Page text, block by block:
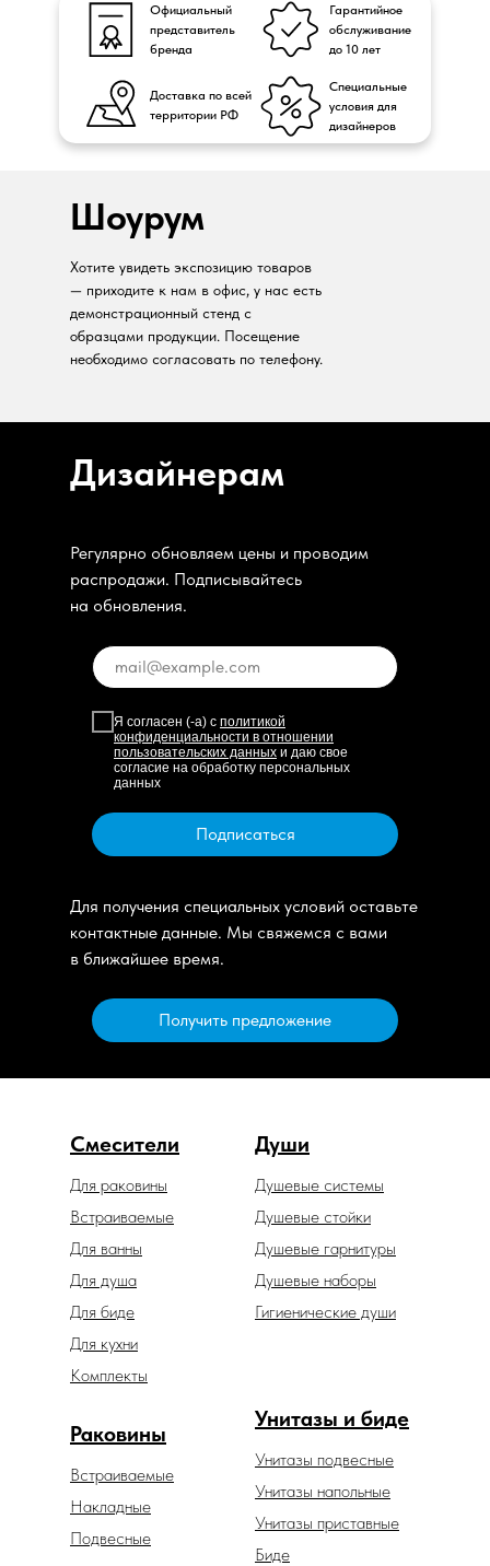
Официальный
представитель
бренда
Доставка по всей
территории РФ
Гарантийное
обслуживание
до 10 лет
Специальные
условия для
дизайнеров
Шоурум
Хотите увидеть экспозицию товаров
— приходите к нам в офис, у нас есть
демонстрационный стенд с
образцами продукции. Посещение
необходимо согласовать по телефону.
Дизайнерам
Регулярно обновляем цены и проводим
распродажи. Подписывайтесь
на обновления.
Я согласен (-а) с политикой
конфиденциальности в отношении
пользовательских данных и даю свое
согласие на обработку персональных
данных
Подписаться
Для получения специальных условий оставьте
контактные данные. Мы свяжемся с вами
в ближайшее время.
Получить предложение
Смесители Души
Душевые гарнитуры
Душевые системы
Гигиенические души
Душевые наборы
Унитазы и биде
Унитазы подвесные
Унитазы напольные
Унитазы приставные
Раковины
Встраиваемые
Накладные
Подвесные
Встраиваемые
Для биде
Для ванны
Для душа
Для раковины
Для кухни
Душевые стойки
Биде
Комплекты